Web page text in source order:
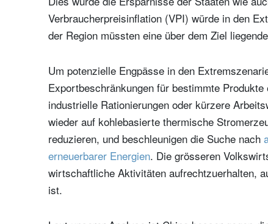
Verbraucherpreisinflation (VPI) würde in den
der Region müssten eine über dem Ziel
Um potenzielle Engpässe in den
Exportbeschränkungen für bestimmte
industrielle Rationierungen oder kürzere
wieder auf kohlebasierte thermische
reduzieren, und beschleunigen die Suche nach
erneuerbarer Energien. Die grösseren
wirtschaftliche Aktivitäten aufrechtzuerhalten,
ist.